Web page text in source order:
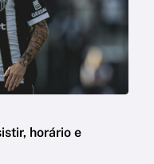
horário e